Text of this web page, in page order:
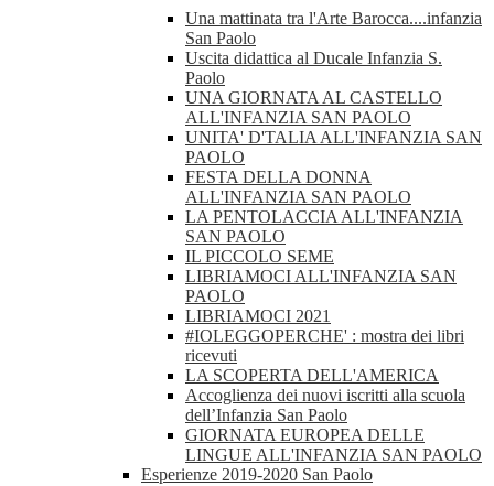
Una mattinata tra l'Arte Barocca....infanzia
San Paolo
Uscita didattica al Ducale Infanzia S.
Paolo
UNA GIORNATA AL CASTELLO
ALL'INFANZIA SAN PAOLO
UNITA' D'TALIA ALL'INFANZIA SAN
PAOLO
FESTA DELLA DONNA
ALL'INFANZIA SAN PAOLO
LA PENTOLACCIA ALL'INFANZIA
SAN PAOLO
IL PICCOLO SEME
LIBRIAMOCI ALL'INFANZIA SAN
PAOLO
LIBRIAMOCI 2021
#IOLEGGOPERCHE' : mostra dei libri
ricevuti
LA SCOPERTA DELL'AMERICA
Accoglienza dei nuovi iscritti alla scuola
dell’Infanzia San Paolo
GIORNATA EUROPEA DELLE
LINGUE ALL'INFANZIA SAN PAOLO
Esperienze 2019-2020 San Paolo